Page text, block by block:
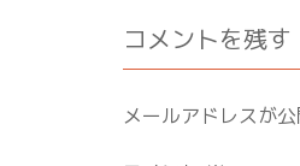
コメントを残す
メールアドレスが